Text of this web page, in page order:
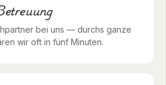
bei uns — durchs ganze
wir oft in fünf Minuten.